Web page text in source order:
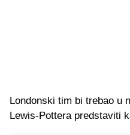
Londonski tim bi trebao u
Lewis-Pottera predstaviti